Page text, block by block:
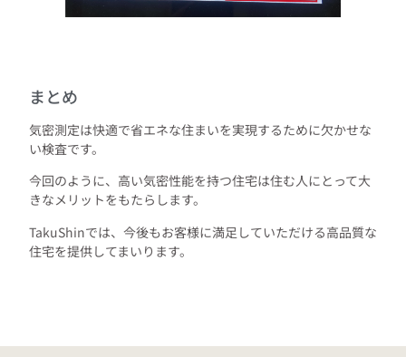
まとめ
気密測定は快適で省エネな住まいを実現するために欠かせな
い検査です。
今回のように、高い気密性能を持つ住宅は住む人にとって大
きなメリットをもたらします。
TakuShinでは、今後もお客様に満足していただける高品質な
住宅を提供してまいります。